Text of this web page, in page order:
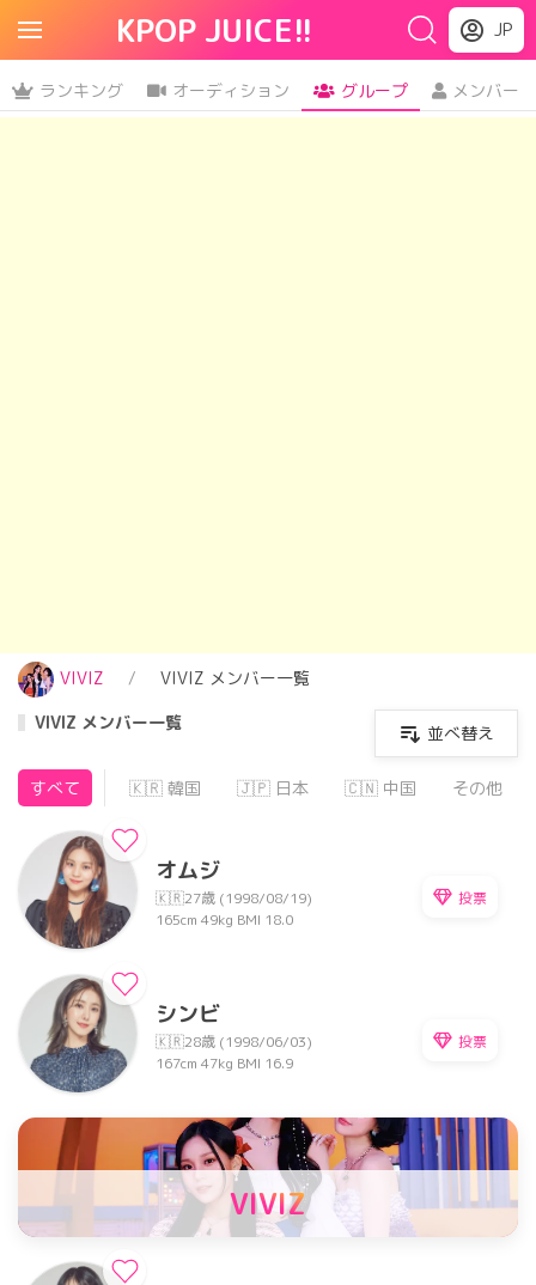
KPOP JUICE!! JP
ランキング オーディション グループ メンバー
VIVIZ
VIVIZ メンバー一覧
VIVIZ メンバー一覧
並べ替え
すべて 🇰🇷 韓国 🇯🇵 日本 🇨🇳 中国 その他
オムジ
🇰🇷27歳 (1998/08/19)
165cm 49kg BMI 18.0
投票
シンビ
🇰🇷28歳 (1998/06/03)
167cm 47kg BMI 16.9
投票
VIVIZ